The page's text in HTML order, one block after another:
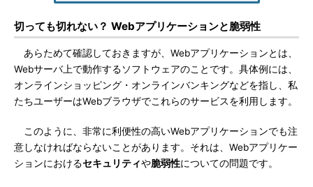
切っても切れない？ Webアプリケーションと脆弱性
あらためて確認しておきますが、Webアプリケーションとは、
Webサーバ上で動作するソフトウェアのことです。具体例には、
オンラインショッピング・オンラインバンキングなどを指し、私
たちユーザーはWebブラウザでこれらのサービスを利用します。
このように、非常に利便性の高いWebアプリケーションでも注
意しなければならないことがあります。それは、Webアプリケー
ションにおけるセキュリティや脆弱性についての問題です。